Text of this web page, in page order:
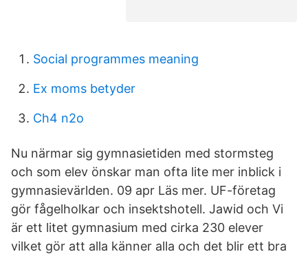
Social programmes meaning
Ex moms betyder
Ch4 n2o
Nu närmar sig gymnasietiden med stormsteg
och som elev önskar man ofta lite mer inblick i
gymnasievärlden. 09 apr Läs mer. UF-företag
gör fågelholkar och insektshotell. Jawid och Vi
är ett litet gymnasium med cirka 230 elever
vilket gör att alla känner alla och det blir ett bra